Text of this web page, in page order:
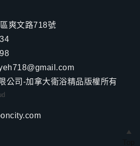
爽文路718號
公司-加拿大衛浴精品版權所有